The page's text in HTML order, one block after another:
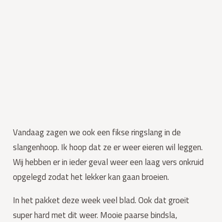
Vandaag zagen we ook een fikse ringslang in de
slangenhoop. Ik hoop dat ze er weer eieren wil leggen.
Wij hebben er in ieder geval weer een laag vers onkruid
opgelegd zodat het lekker kan gaan broeien.
In het pakket deze week veel blad. Ook dat groeit
super hard met dit weer. Mooie paarse bindsla,